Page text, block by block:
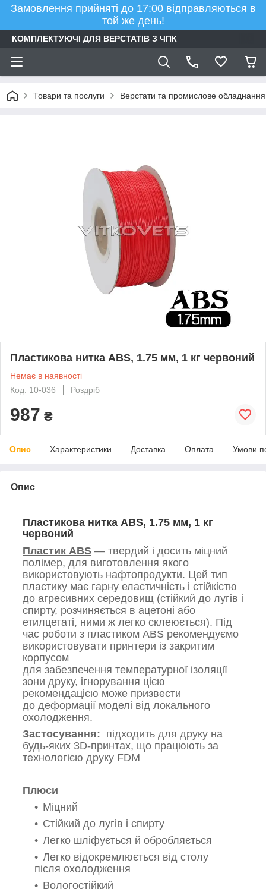
Замовлення прийняті до 17:00 відправляються в
той же день!
КОМПЛЕКТУЮЧІ ДЛЯ ВЕРСТАТІВ З ЧПК
Товари та послуги Верстати та промислове обладнання
Пластикова нитка ABS, 1.75 мм, 1 кг червоний
Немає в наявності
Код: 10-036
Роздріб
987 ₴
Опис Характеристики Доставка Оплата Умови
Опис
Пластикова нитка ABS, 1.75 мм, 1 кг
червоний
Пластик ABS — твердий і досить міцний
полімер, для виготовлення якого
використовують нафтопродукти. Цей тип
пластику має гарну еластичність і стійкістю
до агресивних середовищ (стійкий до лугів і
спирту, розчиняється в ацетоні або
етилцетаті, ними ж легко склеюється). Під
час роботи з пластиком ABS рекомендуємо
використовувати принтери із закритим
корпусом
для забезпечення температурної ізоляції
зони друку, ігнорування цією
рекомендацією може призвести
до деформації моделі від локального
охолодження.
Застосування: підходить для друку на
будь-яких 3D-принтах, що працюють за
технологією друку FDM
Плюси
Міцний
Стійкий до лугів і спирту
Легко шліфується й обробляється
Легко відокремлюється від столу
після охолодження
Вологостійкий